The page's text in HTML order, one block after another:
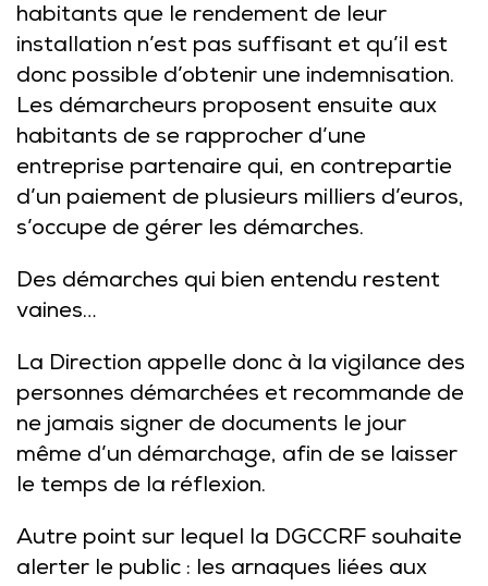
habitants que le rendement de leur
installation n’est pas suffisant et qu’il est
donc possible d’obtenir une indemnisation.
Les démarcheurs proposent ensuite aux
habitants de se rapprocher d’une
entreprise partenaire qui, en contrepartie
d’un paiement de plusieurs milliers d’euros,
s’occupe de gérer les démarches.
Des démarches qui bien entendu restent
vaines…
La Direction appelle donc à la vigilance des
personnes démarchées et recommande de
ne jamais signer de documents le jour
même d’un démarchage, afin de se laisser
le temps de la réflexion.
Autre point sur lequel la DGCCRF souhaite
alerter le public : les arnaques liées aux